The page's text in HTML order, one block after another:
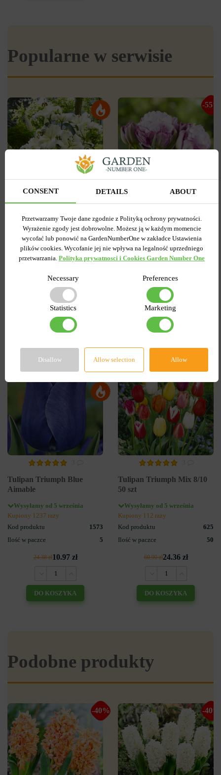
Popularne w serwisie
3
Lilia OT Hybryda Pretty
woman
Wysyłamy od 5 września
Kupiony 1956 razy
7.58 zł
DO KOSZYKA
-55%
Pełny+Wielokwiatowy
Peggy Wonder
Kupiony 217 razy
Ilość w paczce
15.27 zł 6.87 zł
DO KOSZYKA
Tulipan Triumph Blue
Aimable
Wysyłamy od 5 września
Kupiony 1237 razy
Kod produktu
1573
Ilość w paczce
5
24.38 zł10.97 zł
DO KOSZYKA
Tulipan Triumph Mix 8/10
50 szt
Wysyłamy od 5 września
Kupiony 112 razy
Kod produktu
625
Ilość w paczce
50
60.90 zł24.36 zł
DO KOSZYKA
Podobne produkty
-40% -40%
CONSENT DETAILS ABOUT
Przetwarzamy Twoje dane zgodnie z Polityką ochrony prywatności.
Wyrażenie zgody jest dobrowolne. Możesz ją w każdym momencie
wycofać lub ponowić na GardenNumberOne w zakładce Ustawienia
plików cookies. Wycofanie jej nie wpływa na legalność uprzedniego
przetwarzania. Polityka prywatnosci i Cookies Garden Number One
Necessary Preferences
Statistics Marketing
Disallow Allow selection Allow